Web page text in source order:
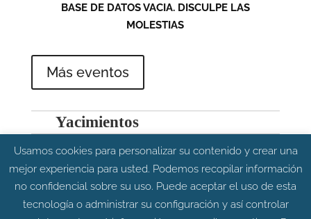
BASE DE DATOS VACIA. DISCULPE LAS
MOLESTIAS
Más eventos
Yacimientos
Usamos cookies para personalizar su contenido y crear una
mejor experiencia para usted. Podemos recopilar información
no confidencial sobre su uso. Puede aceptar el uso de esta
tecnología o administrar su configuración y así controlar